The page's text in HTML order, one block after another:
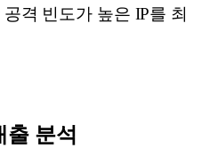
공격 빈도가 높은 IP를 최
출 분석